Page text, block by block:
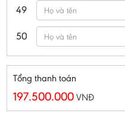
49
50
Tổng thanh toán
197.500.000 VNĐ